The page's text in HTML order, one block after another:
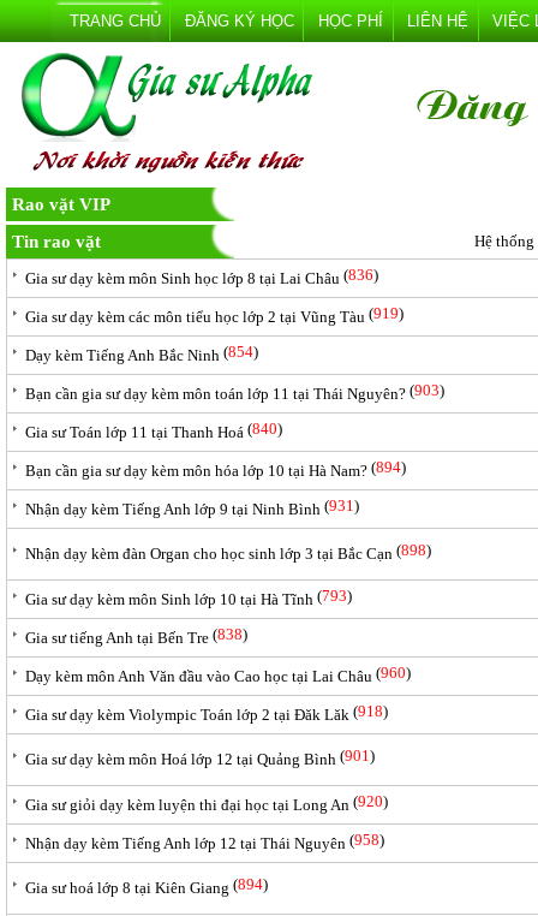
TRANG CHỦ ĐĂNG KÝ HỌC HỌC PHÍ LIÊN HỆ VIỆC
Rao vặt VIP
Tin rao vặt
Hệ
Gia sư dạy kèm môn Sinh học lớp 8 tại Lai Châu (836)
Gia sư dạy kèm các môn tiểu học lớp 2 tại Vũng Tàu (919)
Dạy kèm Tiếng Anh Bắc Ninh (854)
Bạn cần gia sư dạy kèm môn toán lớp 11 tại Thái Nguyên? (903)
Gia sư Toán lớp 11 tại Thanh Hoá (840)
Bạn cần gia sư dạy kèm môn hóa lớp 10 tại Hà Nam? (894)
Nhận dạy kèm Tiếng Anh lớp 9 tại Ninh Bình (931)
Nhận dạy kèm đàn Organ cho học sinh lớp 3 tại Bắc Cạn (898)
Gia sư dạy kèm môn Sinh lớp 10 tại Hà Tĩnh (793)
Gia sư tiếng Anh tại Bến Tre (838)
Dạy kèm môn Anh Văn đầu vào Cao học tại Lai Châu (960)
Gia sư dạy kèm Violympic Toán lớp 2 tại Đăk Lăk (918)
Gia sư dạy kèm môn Hoá lớp 12 tại Quảng Bình (901)
Gia sư giỏi dạy kèm luyện thi đại học tại Long An (920)
Nhận dạy kèm Tiếng Anh lớp 12 tại Thái Nguyên (958)
Gia sư hoá lớp 8 tại Kiên Giang (894)